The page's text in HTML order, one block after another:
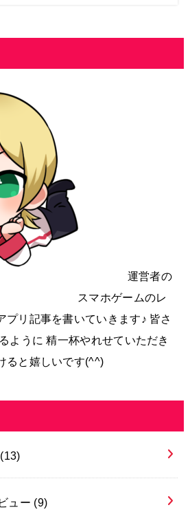
運営者の
スマホゲームのレ
プリ記事を書いていきます♪ 皆さ
ように 精一杯やれせていただき
ると嬉しいです(^^)
(13)
ュー (9)